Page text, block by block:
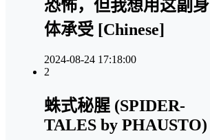
恐怖，但我想用这副身
体承受 [Chinese]
2024-08-24 17:18:00
2
蛛式秘腥 (SPIDER-
TALES by PHAUSTO)